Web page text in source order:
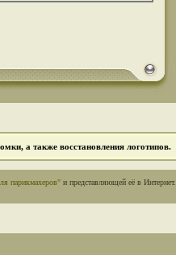
а также восстановления логотипов.
парикмахеров" и представляющей её в Интернет.